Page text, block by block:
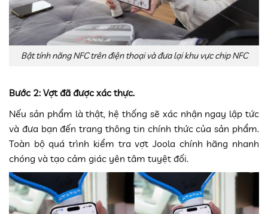
Bật tính năng NFC trên điện thoại và đưa lại khu vực chip NFC
Bước 2: Vợt đã được xác thực.
Nếu sản phẩm là thật, hệ thống sẽ xác nhận ngay lập tức
và đưa bạn đến trang thông tin chính thức của sản phẩm.
Toàn bộ quá trình kiểm tra vợt Joola chính hãng nhanh
chóng và tạo cảm giác yên tâm tuyệt đối.